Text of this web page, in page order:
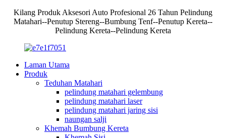
Kilang Produk Aksesori Auto Profesional 26 Tahun Pelindung
Matahari--Penutup Stereng--Bumbung Tenf--Penutup Kereta--
Pelindung Kereta--Pelindung Kereta
Laman Utama
Produk
Teduhan Matahari
pelindung matahari gelembung
pelindung matahari laser
pelindung matahari jaring sisi
naungan salji
Khemah Bumbung Kereta